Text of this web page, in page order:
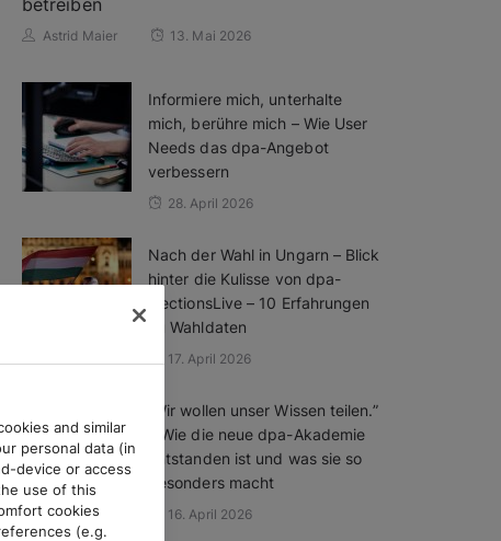
Astrid Maier 13. Mai 2026
Informiere mich, unterhalte
mich, berühre mich – Wie User
Needs das dpa-Angebot
verbessern
28. April 2026
Nach der Wahl in Ungarn – Blick
hinter die Kulisse von dpa-
ElectionsLive – 10 Erfahrungen
zu Wahldaten
17. April 2026
„Wir wollen unser Wissen teilen.”
– Wie die neue dpa-Akademie
entstanden ist und was sie so
besonders macht
16. April 2026
and similar
personal data (in
device or access
use of this
cookies
(e.g.